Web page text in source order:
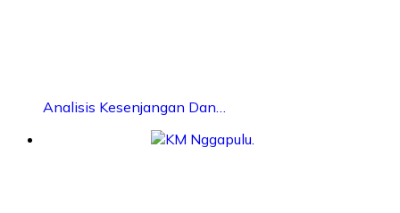
Analisis Kesenjangan Dan…